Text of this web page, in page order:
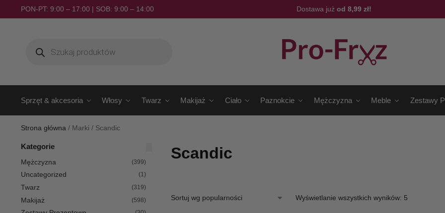
PON-PT: 9:00 – 17:00 | SOB: 9:00 – 14:00 Dostawa już od 8,99 zł!
Sprzęt & akcesoria Włosy Twarz Makijaż Ciało Paznokcie Mężczyzna Meble Zestawy
Strona główna/ Marki / Scandic
Scandic
Wyświetlanie wszystkich wyników: 5
Kategorie
Mężczyzna (399)
Uncategorized (1)
Twarz (319)
Makijaż (598)